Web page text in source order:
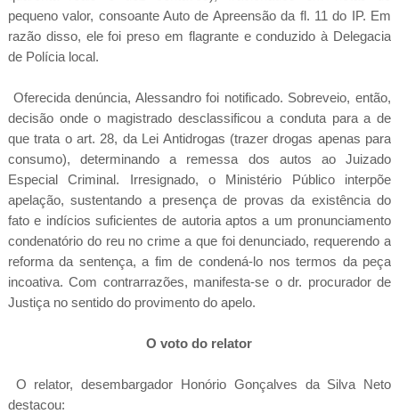
pequeno valor, consoante Auto de Apreensão da fl. 11 do IP. Em
razão disso, ele foi preso em flagrante e conduzido à Delegacia
de Polícia local.
Oferecida denúncia, Alessandro foi notificado. Sobreveio, então,
decisão onde o magistrado desclassificou a conduta para a de
que trata o art. 28, da Lei Antidrogas (trazer drogas apenas para
consumo), determinando a remessa dos autos ao Juizado
Especial Criminal. Irresignado, o Ministério Público interpõe
apelação, sustentando a presença de provas da existência do
fato e indícios suficientes de autoria aptos a um pronunciamento
condenatório do reu no crime a que foi denunciado, requerendo a
reforma da sentença, a fim de condená-lo nos termos da peça
incoativa. Com contrarrazões, manifesta-se o dr. procurador de
Justiça no sentido do provimento do apelo.
O voto do relator
O relator, desembargador Honório Gonçalves da Silva Neto
destacou: